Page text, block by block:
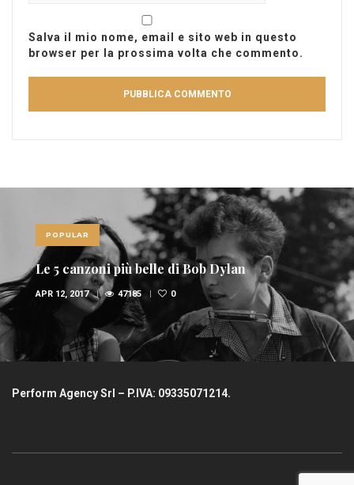
Salva il mio nome, email e sito web in questo
browser per la prossima volta che commento.
POPULAR
Le 5 canzoni più belle di Bob Dylan
APR 12, 2017 47185 0
Perform Agency Srl – P.IVA: 09335071214.